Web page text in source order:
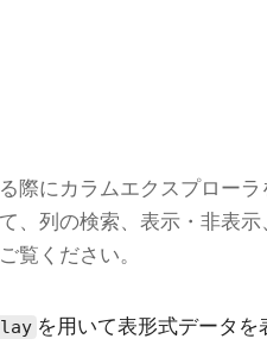
際にカラムエクスプローラ
、列の検索、表示・非表示
覧ください。
を用いて表形式データ